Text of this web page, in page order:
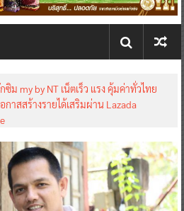
ซิม my by NT เน็ตเร็ว แรง คุ้มค่าทั่วไทย
กาสสร้างรายได้เสริมผ่าน Lazada